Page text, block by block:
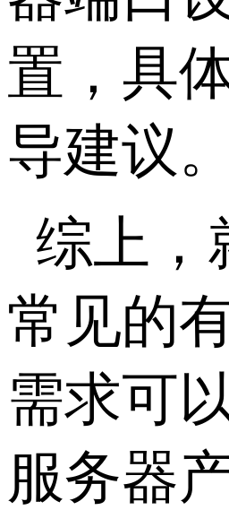
置，具
导建议。
综上，
常见的
需求可
服务器